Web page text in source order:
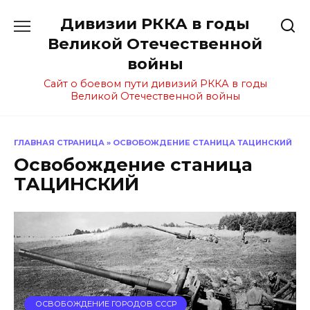
содержанию
Дивизии РККА в годы
Великой Отечественной
войны
Сайт о боевом пути дивизий РККА в годы
Великой Отечественной войны
ГЛАВНАЯ СТРАНИЦА » ОСВОБОЖДЕНИЕ СТАНИЦА ТАЦИНСКИЙ
Освобождение станица
ТАЦИНСКИЙ
ОСВОБОЖДЕНИЕ ГОРОДОВ СССР